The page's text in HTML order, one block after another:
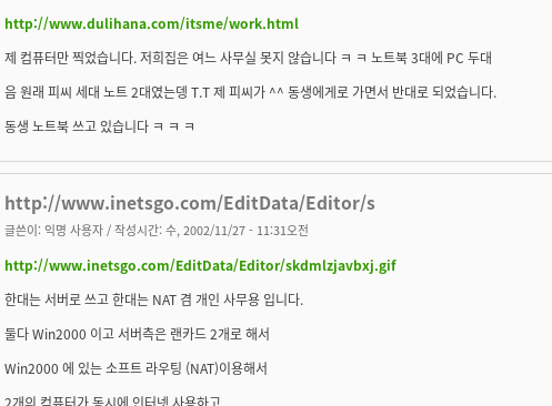
http://www.dulihana.com/itsme/work.html
제 컴퓨터만 찍었습니다. 저희집은 여느 사무실 못지 않습니다 ㅋ ㅋ 노트북 3대에 PC 두대
음 원래 피씨 세대 노트 2대였는뎅 T.T 제 피씨가 ^^ 동생에게로 가면서 반대로 되었습니다.
동생 노트북 쓰고 있습니다 ㅋ ㅋ ㅋ
http://www.inetsgo.com/EditData/Editor/s
글쓴이: 익명 사용자 / 작성시간: 수, 2002/11/27 - 11:31오전
http://www.inetsgo.com/EditData/Editor/skdmlzjavbxj.gif
한대는 서버로 쓰고 한대는 NAT 겸 개인 사무용 입니다.
둘다 Win2000 이고 서버측은 랜카드 2개로 해서
Win2000 에 있는 소프트 라우팅 (NAT)이용해서
2개의 컴퓨터가 동시에 인터넷 사용하고